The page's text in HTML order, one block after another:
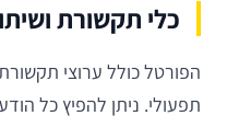
כלי תקשורת
הפורטל כולל ערוצי
תפעולי. ניתן להפיץ כל